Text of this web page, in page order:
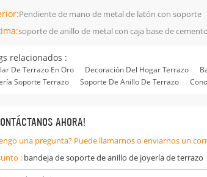
Pendiente de mano de metal de latón con soporte
soporte de anillo de metal con caja base de cemento
relacionados :
De Terrazo En Oro Decoración Del Hogar Terrazo
Soporte Terrazo
Soporte De Anillo De Terrazo
AHORA!
una pregunta? Puede llamarnos o enviarnos un
: bandeja de soporte de anillo de joyería de terrazo